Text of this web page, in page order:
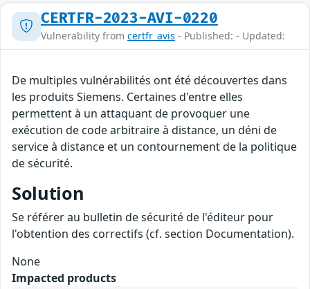
CERTFR-2023-AVI-0220
Vulnerability from certfr_avis - Published: - Updated:
De multiples vulnérabilités ont été découvertes dans
les produits Siemens. Certaines d'entre elles
permettent à un attaquant de provoquer une
exécution de code arbitraire à distance, un déni de
service à distance et un contournement de la politique
de sécurité.
Solution
Se référer au bulletin de sécurité de l'éditeur pour
l'obtention des correctifs (cf. section Documentation).
None
Impacted products